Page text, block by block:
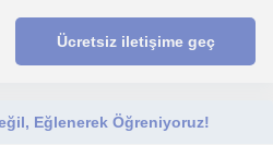
Ücretsiz iletişime geç
Eğlenerek Öğreniyoruz!